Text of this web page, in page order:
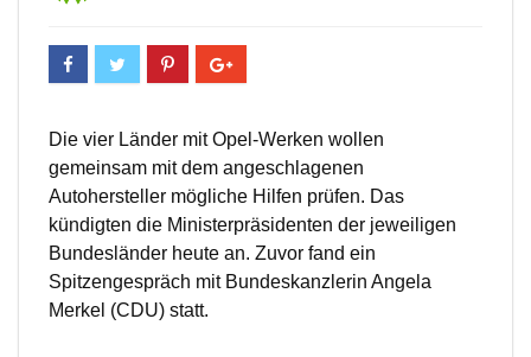
Die vier Länder mit Opel-Werken wollen
gemeinsam mit dem angeschlagenen
Autohersteller mögliche Hilfen prüfen. Das
kündigten die Ministerpräsidenten der jeweiligen
Bundesländer heute an. Zuvor fand ein
Spitzengespräch mit Bundeskanzlerin Angela
Merkel (CDU) statt.